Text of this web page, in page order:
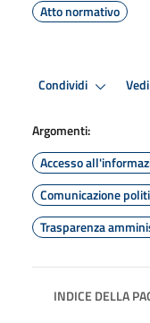
Atto normativo
Condividi
Argomenti:
Accesso
Comunicazione
Trasparenza
INDICE DELLA